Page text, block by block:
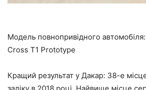
Модель повнопривідного
Cross T1 Prototype
Кращий результат у Дакар: 38-е